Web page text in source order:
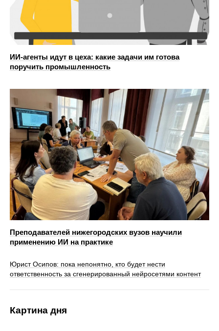
ИИ-агенты идут в цеха: какие задачи им готова
поручить промышленность
Преподавателей нижегородских вузов научили
применению ИИ на практике
Юрист Осипов: пока непонятно, кто будет нести
ответственность за сгенерированный нейросетями контент
Картина дня